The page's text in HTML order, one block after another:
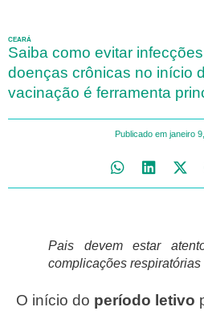
CEARÁ
Saiba como evitar
doenças crônicas no início
vacinação é ferramenta
Publicado em janeiro
Pais devem estar
complicações respiratórias
O início do período letivo